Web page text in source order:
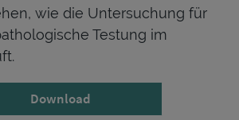
wie die Untersuchung für
Testung im
Download